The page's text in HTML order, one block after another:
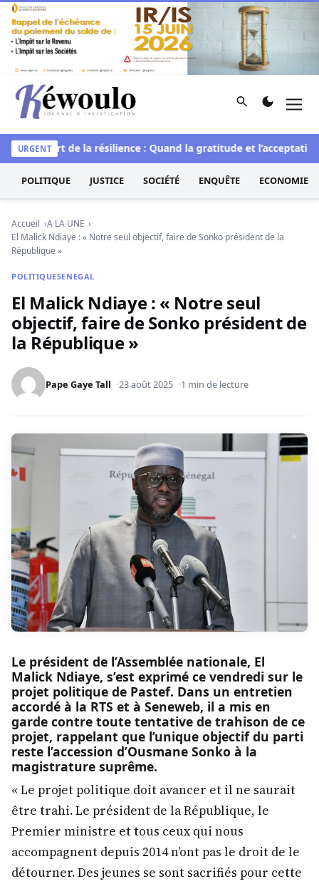
Aller au contenu
Kéwoulo, le premier site d'information et d'investigation
Rechercher
URGENT
L’art de la résilience : Quand la gratitude et l’acceptation
POLITIQUE JUSTICE SOCIÉTÉ ENQUÊTE ECONOMIE
Accueil
A LA UNE
El Malick Ndiaye : « Notre seul objectif, faire de Sonko président de la
République »
POLITIQUESENEGAL
El Malick Ndiaye : « Notre seul
objectif, faire de Sonko président de
la République »
Pape Gaye Tall 23 août 2025 1 min de lecture
Le président de l’Assemblée nationale, El
Malick Ndiaye, s’est exprimé ce vendredi sur le
projet politique de Pastef. Dans un entretien
accordé à la RTS et à Seneweb, il a mis en
garde contre toute tentative de trahison de ce
projet, rappelant que l’unique objectif du parti
reste l’accession d’Ousmane Sonko à la
magistrature suprême.
« Le projet politique doit avancer et il ne saurait
être trahi. Le président de la République, le
Premier ministre et tous ceux qui nous
accompagnent depuis 2014 n’ont pas le droit de le
détourner. Des jeunes se sont sacrifiés pour cette